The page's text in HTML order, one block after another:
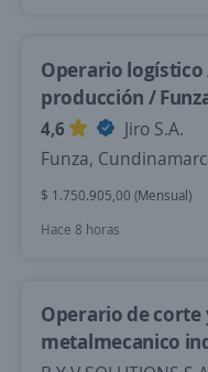
Operario
producción /
4,6
Jiro S.A.
Funza,
$ 1.750.905,00 (Mensual)
Hace 8 horas
Operario de
metalmecanico